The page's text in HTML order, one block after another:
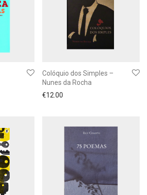
Colóquio dos Simples –
Nunes da Rocha
€12.00